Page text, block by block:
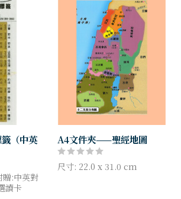
（中英
贈:中英對
讀卡
A4文件夾——聖經地圖
尺寸: 22.0 x 31.0 cm